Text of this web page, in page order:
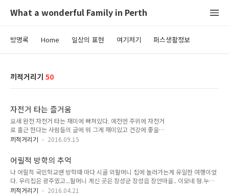
What a wonderful Family in Perth
방명록 Home 일상의 표현 여기저기 퍼스생활정보
끼적거리기 50
자전거 타는 즐거움
요새 완전 자전거 타는 재미에 빠져있다. 예전엔 주위에 자전거
로 출근 한다는 사람들의 글에 뭐 그게 재미있고 건강에 좋을까
생각하고 타고다니는 사람들을 가끔 봐도 나랑은 먼나라의 사람
이유를 알겠당..ㅎㅎ그냥 조깅이나 짐에서 하는 운동하고는 틀리
게 속도감도 있고 딴생각할 겨를도 없고 지루하지 않고.... 특히
운동에 소질 없는 사람에게는 더... 첨엔 옆 동료가 일반 하이브
리드 자전거로 집에서 지하철 역까지만 출퇴근하는 이야기를 하
길래 그런가보다 했는데 브레이크시간 차마실때 화두가 자전거
끼적거리기 2016.09.15
어릴적 방학의 추억
나 어릴적 국민학교땐 방학때 마다 시골 외할머니 집에 놀러가는게 유일한 여행이었
다. 우리집은 광주였고...할머니 계신 곳은 장성군 장성읍 장안마을.. 이모네 형.누나.
동생들하고 나 그리고 여동생둘 이렇게 아이들끼리 시외버스타고 가서 군에서 마을
끼적거리기 2016.04.21